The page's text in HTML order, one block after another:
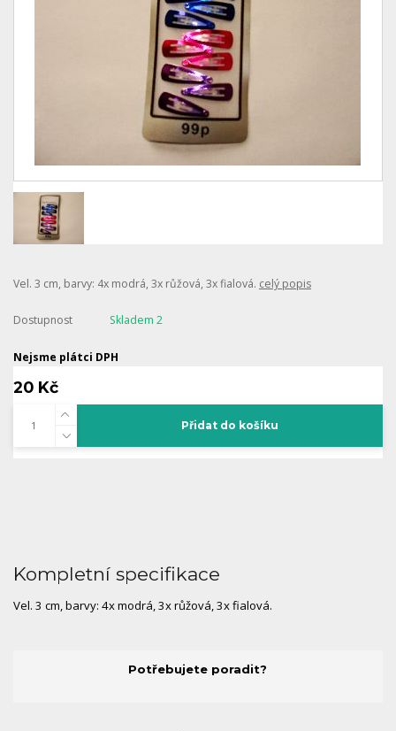
Vel. 3 cm, barvy: 4x modrá, 3x růžová, 3x fialová. celý popis
Dostupnost Skladem 2
Nejsme plátci DPH
20 Kč
Přidat do košíku
Kompletní specifikace
Vel. 3 cm, barvy: 4x modrá, 3x růžová, 3x fialová.
Potřebujete poradit?